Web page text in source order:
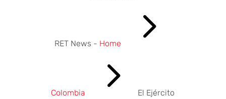
RET News - Home 5
Colombia 5
El Ejército